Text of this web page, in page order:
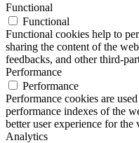
Functional
Functional
Functional cookies help to
sharing the content of the
feedbacks, and other third-
Performance
Performance
Performance cookies are
performance indexes of the
better user experience for the
Analytics